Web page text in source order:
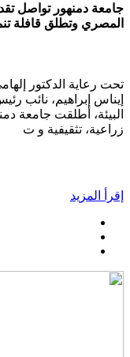
جامعة دمنهور تواصل
المصري وتطلق قافلة
تحت رعاية الدكتور
إيناس إبراهيم، نائب
البيئة، أطلقت جامعة
زراعية، تثقيفية و ت
إقرأ المزيد